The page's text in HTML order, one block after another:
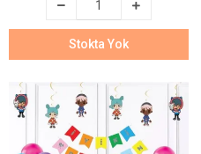
Stokta Yok